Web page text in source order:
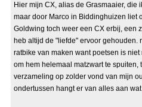
Hier mijn CX, alias de Grasmaaier, die
maar door Marco in Biddinghuizen liet
Goldwing toch weer een CX erbij, een
heb altijd de "liefde" ervoor gehouden.
ratbike van maken want poetsen is
om hem helemaal matzwart te
verzameling op zolder vond van mijn
ondertussen hangt er van alles aan